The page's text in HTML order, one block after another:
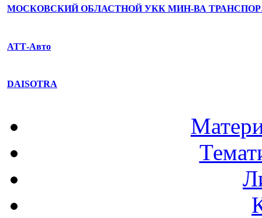
МОСКОВСКИЙ ОБЛАСТНОЙ УКК МИН-ВА
АТТ-Авто
DAISOTRA